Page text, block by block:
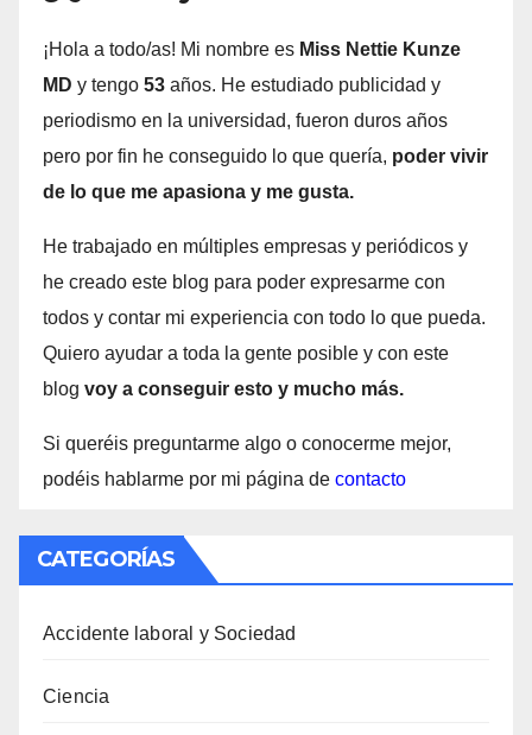
¡Hola a todo/as! Mi nombre es Miss Nettie Kunze
MD y tengo 53 años. He estudiado publicidad y
periodismo en la universidad, fueron duros años
pero por fin he conseguido lo que quería, poder vivir
de lo que me apasiona y me gusta.
He trabajado en múltiples empresas y periódicos y
he creado este blog para poder expresarme con
todos y contar mi experiencia con todo lo que pueda.
Quiero ayudar a toda la gente posible y con este
blog voy a conseguir esto y mucho más.
Si queréis preguntarme algo o conocerme mejor,
podéis hablarme por mi página de contacto
CATEGORÍAS
Accidente laboral y Sociedad
Ciencia